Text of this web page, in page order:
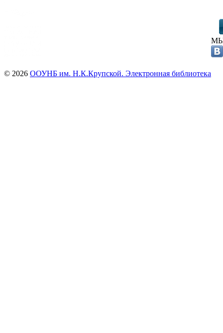
© 2026 ООУНБ им. Н.К.Крупской. Электронная библиотека